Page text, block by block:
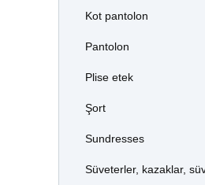
Kot pantolon
Pantolon
Plise etek
Şort
Sundresses
Süveterler, kazaklar,